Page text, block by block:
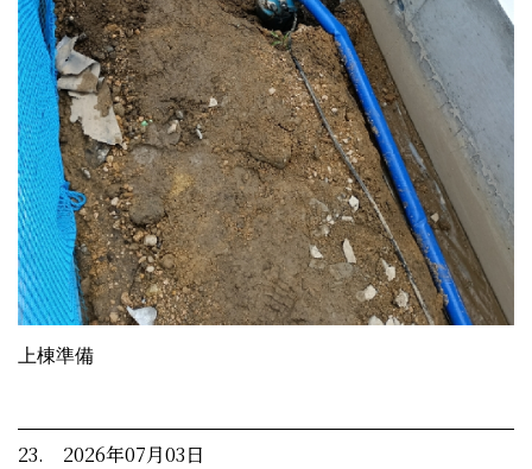
上棟準備
23. 2026年07月03日